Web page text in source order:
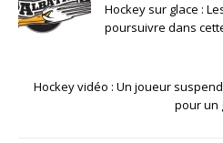
Hockey sur glace :
poursuivre dans
Hockey vidéo : Un joueur
pour un